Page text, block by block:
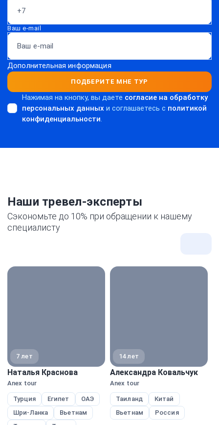
Ваш e-mail
Дополнительная информация
ПОДБЕРИТЕ МНЕ ТУР
Нажимая на кнопку, вы даете согласие на обработку
персональных данных и соглашаетесь c политикой
конфиденциальности.
Наши тревел-эксперты
Сэкономьте до 10% при обращении к нашему
специалисту
7 лет
Наталья Краснова
Anex tour
Турция Египет
ОАЭ
Шри-Ланка
Вьетнам
14 лет
Александра Ковальчук
Anex tour
Таиланд
Китай
Вьетнам
Россия